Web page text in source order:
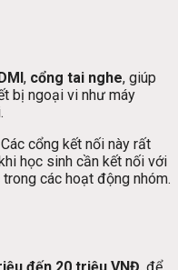
, cổng tai nghe, giúp
bị ngoại vi như máy
cổng kết nối này rất
học sinh cần kết nối với
các hoạt động nhóm.